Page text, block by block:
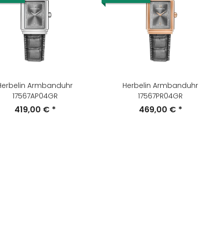
Armbanduhr
17567AP04GR
419,00 € *
Herbelin Armbanduhr
17567PR04GR
469,00 € *